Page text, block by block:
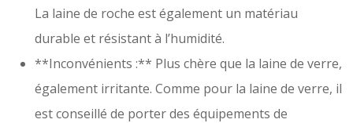
La laine de roche est également un matériau
durable et résistant à l’humidité.
**Inconvénients :** Plus chère que la laine de verre,
également irritante. Comme pour la laine de verre, il
est conseillé de porter des équipements de